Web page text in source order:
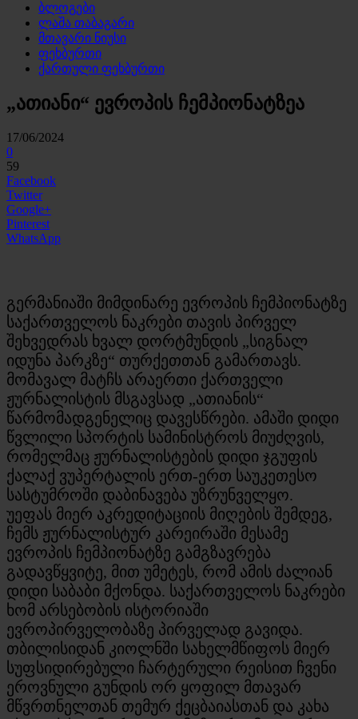
ბლოგები
ლაშა თაბაგარი
მთავარი ნიუსი
ფეხბურთი
ქართული ფეხბურთი
„ათიანი“ ევროპის ჩემპიონატზეა
17/06/2024
0
59
Facebook
Twitter
Google+
Pinterest
WhatsApp
გერმანიაში მიმდინარე ევროპის ჩემპიონატზე
საქართველოს ნაკრები თავის პირველ
შეხვედრას ხვალ დორტმუნდის „სიგნალ
იდუნა პარკზე“ თურქეთთან გამართავს.
მომავალ მატჩს არაერთი ქართველი
ჟურნალისტის მსგავსად „ათიანის“
წარმომადგენელიც დავესწრები. ამაში დიდი
წვლილი სპორტის სამინისტროს მიუძღვის,
რომელმაც ჟურნალისტების დიდი ჯგუფის
ქალაქ ვუპერტალის ერთ-ერთ საუკეთესო
სასტუმროში დაბინავება უზრუნველყო.
უეფას მიერ აკრედიტაციის მიღების შემდეგ,
ჩემს ჟურნალისტურ კარეირაში მესამე
ევროპის ჩემპიონატზე გამგზავრება
გადავწყვიტე, მით უმეტეს, რომ ამის ძალიან
დიდი საბაბი მქონდა. საქართველოს ნაკრები
ხომ არსებობის ისტორიაში
ევროპირველობაზე პირველად გავიდა.
თბილისიდან კიოლნში სახელმწიფოს მიერ
სუფსიდირებული ჩარტერული რეისით ჩვენი
ეროვნული გუნდის ორ ყოფილ მთავარ
მწვრთნელთან თემურ ქეცბაიასთან და კახა